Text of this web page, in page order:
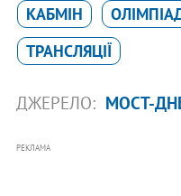
КАБМІН
ТРАНСЛЯЦІЇ
ДЖЕРЕЛО: МОСТ-
РЕКЛАМА